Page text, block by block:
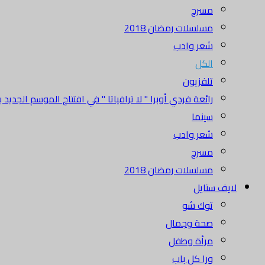
مسرح
مسلسلات رمضان 2018
شعر وادب
الكل
تلفزيون
رائعة فردي أوبرا " لا ترافياتا " في افتتاح الموسم الجديد
سينما
شعر وادب
مسرح
مسلسلات رمضان 2018
لايف ستايل
توك شو
صحة وجمال
مرأة وطفل
ورا كل باب